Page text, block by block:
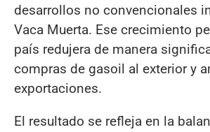
desarrollos no convencionales
Vaca Muerta. Ese crecimiento
país redujera de manera
compras de gasoil al exterior y
exportaciones.
El resultado se refleja en la